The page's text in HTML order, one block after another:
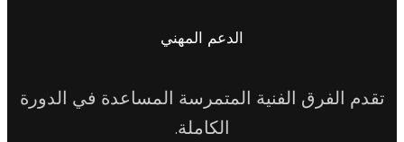
الدعم المهني
الفرق الفنية المتمرسة المساعدة في الدورة
الكاملة.